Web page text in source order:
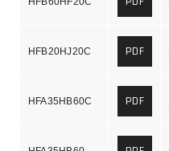
HFB20HJ20C PDF
HFA35HB60C PDF